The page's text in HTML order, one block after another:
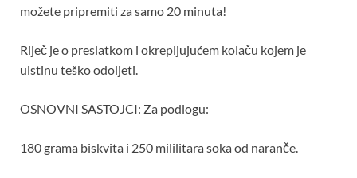
možete pripremiti za samo 20 minuta!
Riječ je o preslatkom i okrepljujućem kolaču kojem je
uistinu teško odoljeti.
OSNOVNI SASTOJCI: Za podlogu:
180 grama biskvita i 250 mililitara soka od naranče.